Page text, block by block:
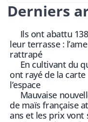
Derniers
Ils ont abattu
leur terrasse :
rattrapé
En cultivant du
ont rayé de la
l’espace
Mauvaise
de maïs française
ans et les prix vont